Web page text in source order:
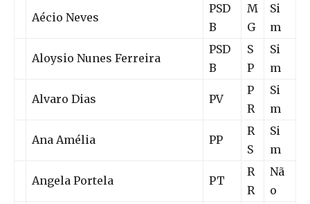
Aécio Neves
PSD
B
M
G
Si
m
Aloysio Nunes Ferreira
PSD
B
S
P
Si
m
Alvaro Dias PV
P
R
Si
m
Ana Amélia PP
R
S
Si
m
Angela Portela PT
R
R
Nã
o